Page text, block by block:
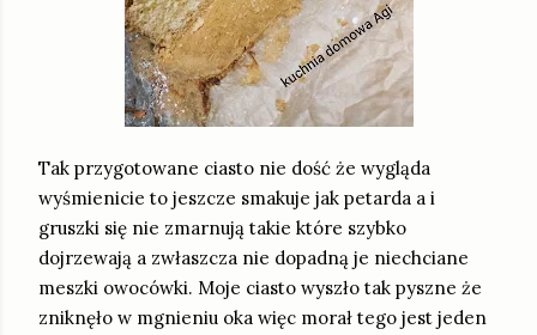
Tak przygotowane ciasto nie dość że wygląda
wyśmienicie to jeszcze smakuje jak petarda a i
gruszki się nie zmarnują takie które szybko
dojrzewają a zwłaszcza nie dopadną je niechciane
meszki owocówki. Moje ciasto wyszło tak pyszne że
zniknęło w mgnieniu oka więc morał tego jest jeden